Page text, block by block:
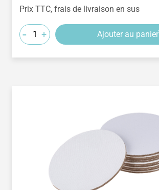
Prix TTC, frais de livraison en sus
- + Ajouter au panier